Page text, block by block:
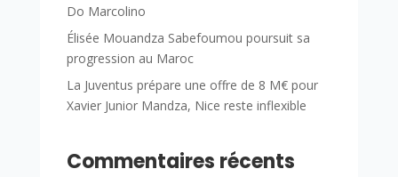
Do Marcolino
Élisée Mouandza Sabefoumou poursuit sa
progression au Maroc
La Juventus prépare une offre de 8 M€ pour
Xavier Junior Mandza, Nice reste inflexible
Commentaires récents